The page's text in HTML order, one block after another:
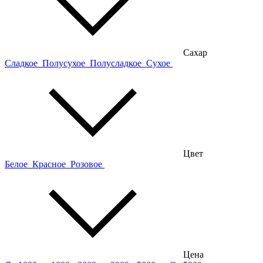
Сахар
Сладкое Полусухое Полусладкое Сухое
Цвет
Белое Красное Розовое
Цена